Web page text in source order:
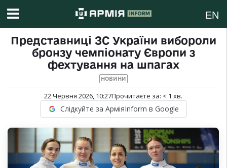
EN
Представниці ЗС України вибороли
бронзу чемпіонату Європи з
фехтування на шпагах
НОВИНИ
22 Червня 2026, 10:27Прочитаєте за: < 1 хв.
Слідкуйте за АрміяInform в Google